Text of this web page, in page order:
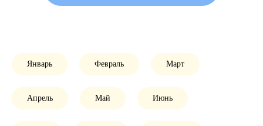
Январь Февраль Март
Апрель Май Июнь